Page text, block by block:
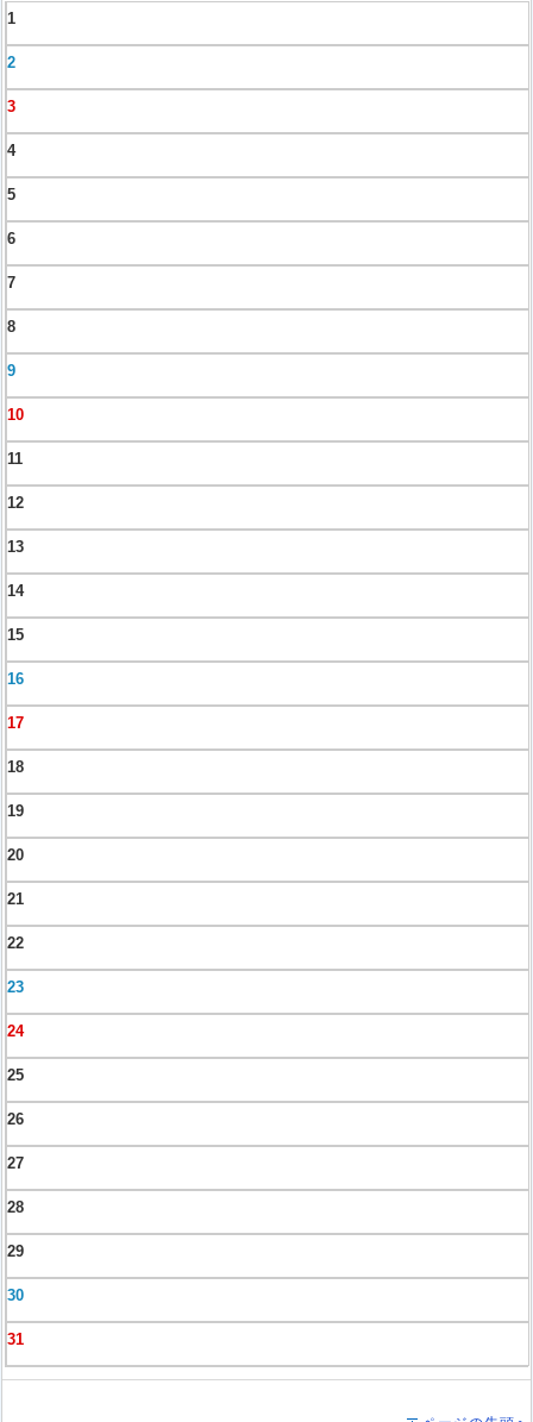
1
2
3
4
5
6
7
8
9
10
11
12
13
14
15
16
17
18
19
20
21
22
23
24
25
26
27
28
29
30
31